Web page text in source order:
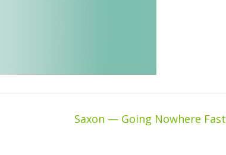
Saxon — Going Nowhere Fast